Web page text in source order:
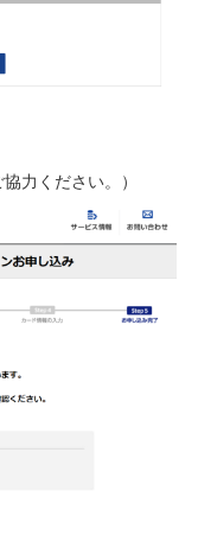
力ください。）